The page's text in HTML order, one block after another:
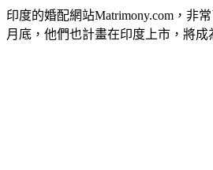
印度的婚配網站Matrimony.com，非
月底，他們也計畫在印度上市，將